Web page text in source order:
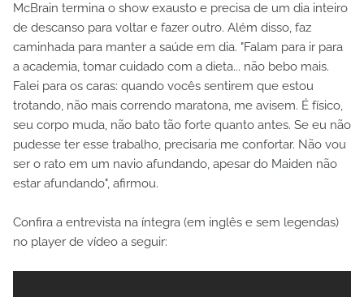
McBrain termina o show exausto e precisa de um dia inteiro
de descanso para voltar e fazer outro. Além disso, faz
caminhada para manter a saúde em dia. "Falam para ir para
a academia, tomar cuidado com a dieta... não bebo mais.
Falei para os caras: quando vocês sentirem que estou
trotando, não mais correndo maratona, me avisem. É físico,
seu corpo muda, não bato tão forte quanto antes. Se eu não
pudesse ter esse trabalho, precisaria me confortar. Não vou
ser o rato em um navio afundando, apesar do Maiden não
estar afundando", afirmou.
Confira a entrevista na íntegra (em inglês e sem legendas)
no player de vídeo a seguir: